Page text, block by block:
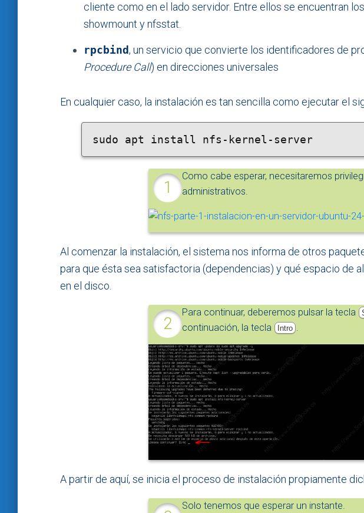
cliente como en el lado servidor. Entre ellos se encuentran
showmount y nfsstat.
rpcbind, un servicio que convierte los identificadores de
Procedure Call) en direcciones universales
En cualquier caso, la instalación es tan sencilla como ejecutar el
sudo apt install nfs-kernel-server
Como cabe esperar, necesitaremos
administrativos.
Al comenzar la instalación, el sistema nos informa de otros
para que ésta sea satisfactoria (dependencias) y qué espacio de
en el disco.
Para continuar, deberemos pulsar la tecla
continuación, la tecla
Intro
A partir de aquí, se inicia el proceso de instalación propiamente
Solo tenemos que esperar un instante.